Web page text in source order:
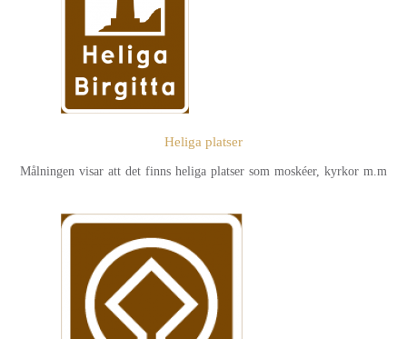
Heliga platser
Målningen visar att det finns heliga platser som moskéer, kyrkor m.m